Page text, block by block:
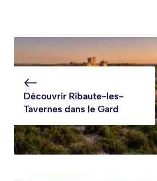
Découvrir Ribaute-les-
Tavernes dans le Gard